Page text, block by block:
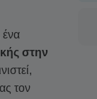
ένα
στην
τον